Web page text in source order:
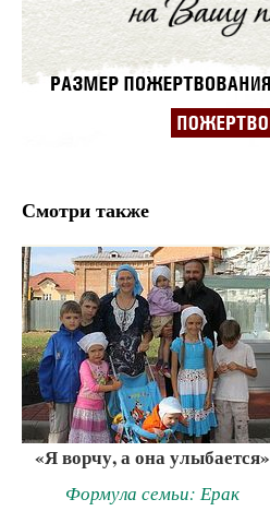
Смотри также
«Я ворчу, а она улыбается»
Формула семьи: Ерак